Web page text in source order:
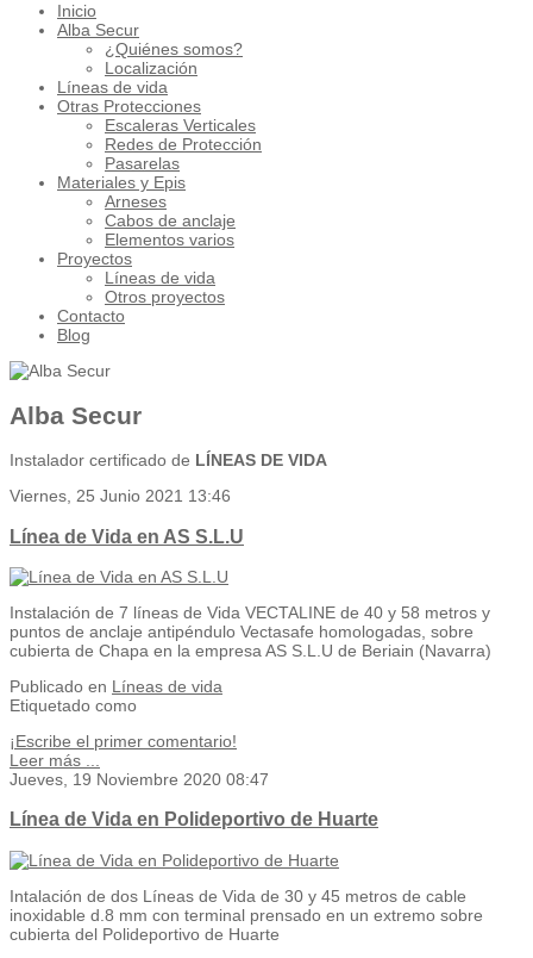
Inicio
Alba Secur
¿Quiénes somos?
Localización
Líneas de vida
Otras Protecciones
Escaleras Verticales
Redes de Protección
Pasarelas
Materiales y Epis
Arneses
Cabos de anclaje
Elementos varios
Proyectos
Líneas de vida
Otros proyectos
Contacto
Blog
Alba Secur
Instalador certificado de LÍNEAS DE VIDA
Viernes, 25 Junio 2021 13:46
Línea de Vida en AS S.L.U
Instalación de 7 líneas de Vida VECTALINE de 40 y 58 metros y
puntos de anclaje antipéndulo Vectasafe homologadas, sobre
cubierta de Chapa en la empresa AS S.L.U de Beriain (Navarra)
Publicado en Líneas de vida
Etiquetado como
¡Escribe el primer comentario!
Leer más ...
Jueves, 19 Noviembre 2020 08:47
Línea de Vida en Polideportivo de Huarte
Intalación de dos Líneas de Vida de 30 y 45 metros de cable
inoxidable d.8 mm con terminal prensado en un extremo sobre
cubierta del Polideportivo de Huarte